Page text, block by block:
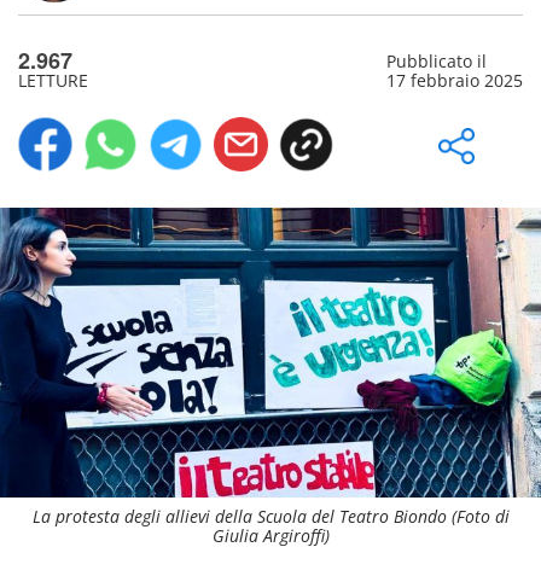
2.967
LETTURE
Pubblicato il
17 febbraio 2025
La protesta degli allievi della Scuola del Teatro Biondo (Foto di
Giulia Argiroffi)